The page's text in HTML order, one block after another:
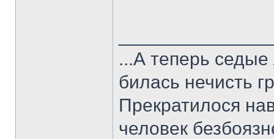
...А теперь
билась нечисть
Прекратилося
человек